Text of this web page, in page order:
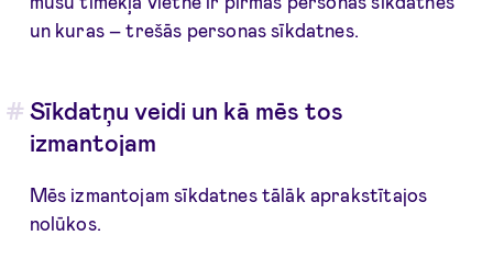
un kuras – trešās personas sīkdatnes.
Sīkdatņu veidi un kā mēs tos
izmantojam
Mēs izmantojam sīkdatnes tālāk aprakstītajos
nolūkos.